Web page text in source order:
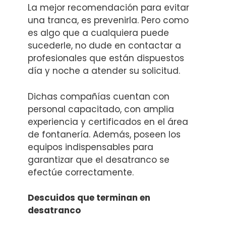
La mejor recomendación para evitar
una tranca, es prevenirla. Pero como
es algo que a cualquiera puede
sucederle, no dude en contactar a
profesionales que están dispuestos
día y noche a atender su solicitud.
Dichas compañías cuentan con
personal capacitado, con amplia
experiencia y certificados en el área
de fontanería. Además, poseen los
equipos indispensables para
garantizar que el desatranco se
efectúe correctamente.
Descuidos que terminan en
desatranco